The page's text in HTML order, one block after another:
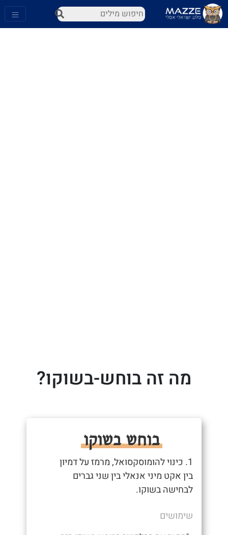
מה זה בוחש-בשוקו?
בוחש בשוקו
1. כינוי להומוסקסואל, מרמז על דמיון
בין אקט מיני אנאלי בין שני גברים
לבחישה בשוקו.
שימושים